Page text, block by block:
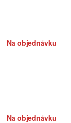
Na objednávku
Na objednávku